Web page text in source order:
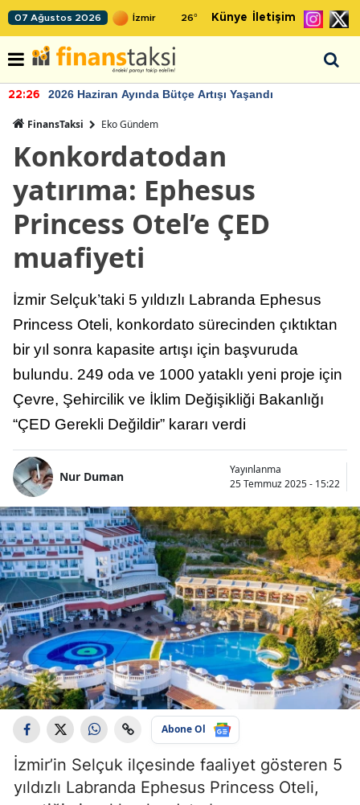
07 Ağustos 2026 26° Künye İletişim
22:26 2026 Haziran Ayında Bütçe Artışı Yaşandı
FinansTaksi Eko Gündem
Konkordatodan
yatırıma: Ephesus
Princess Otel’e ÇED
muafiyeti
İzmir Selçuk’taki 5 yıldızlı Labranda Ephesus
Princess Oteli, konkordato sürecinden çıktıktan
bir yıl sonra kapasite artışı için başvuruda
bulundu. 249 oda ve 1000 yataklı yeni proje için
Çevre, Şehircilik ve İklim Değişikliği Bakanlığı
“ÇED Gerekli Değildir” kararı verdi
Nur Duman
Yayınlanma
25 Temmuz 2025 - 15:22
Abone Ol
İzmir’in Selçuk ilçesinde faaliyet gösteren 5
yıldızlı Labranda Ephesus Princess Oteli,